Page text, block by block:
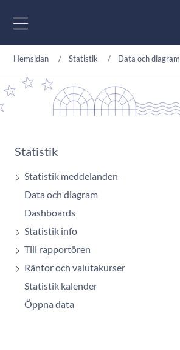
Hemsidan Statistik Data och diagram
Statistik
Statistik meddelanden
Data och diagram
Dashboards
Statistik info
Till rapportören
Räntor och valutakurser
Statistik kalender
Öppna data